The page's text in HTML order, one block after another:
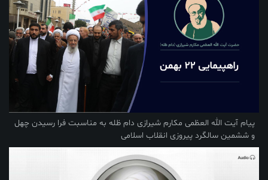
پیام آیت الله العظمی مکارم شیرازی دام ظله به مناسبت فرا رسیدن چهل
و ششمین سالگرد پیروزی انقلاب اسلامی